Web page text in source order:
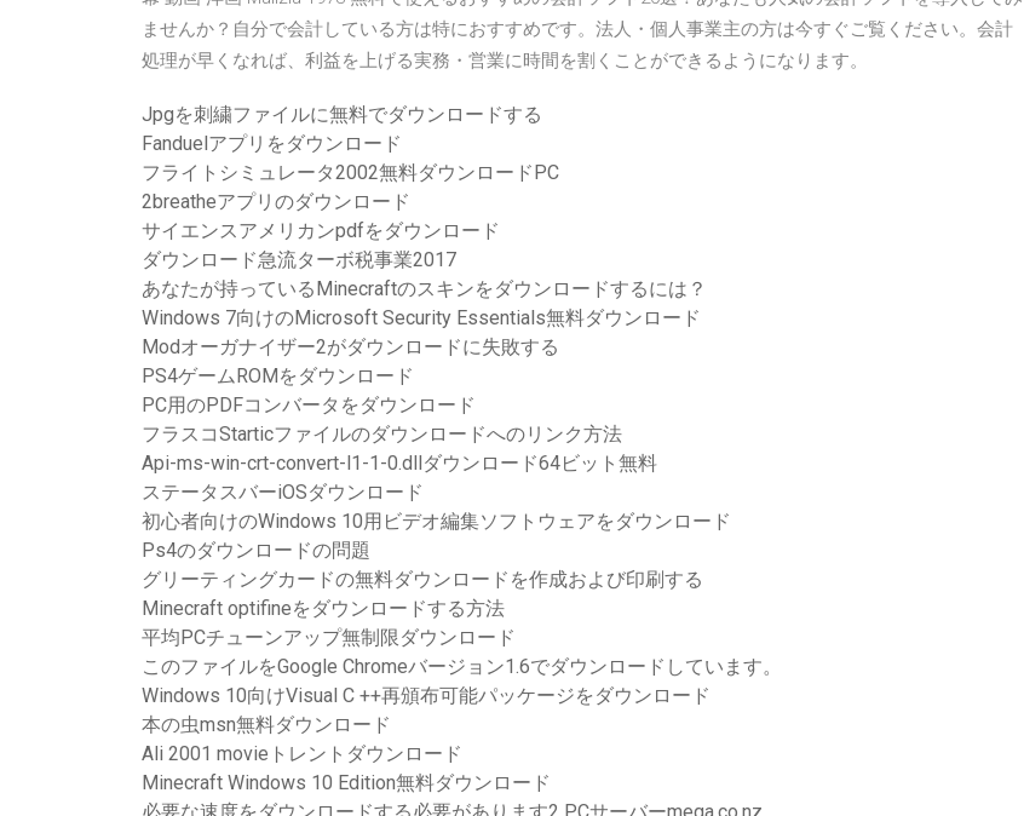
ませんか？自分で会計している方は特におすすめです。法人・個人事業主の方は今すぐご覧ください。会計
処理が早くなれば、利益を上げる実務・営業に時間を割くことができるようになります。
Jpgを刺繍ファイルに無料でダウンロードする
Fanduelアプリをダウンロード
フライトシミュレータ2002無料ダウンロードPC
2breatheアプリのダウンロード
サイエンスアメリカンpdfをダウンロード
ダウンロード急流ターボ税事業2017
あなたが持っているMinecraftのスキンをダウンロードするには？
Windows 7向けのMicrosoft Security Essentials無料ダウンロード
Modオーガナイザー2がダウンロードに失敗する
PS4ゲームROMをダウンロード
PC用のPDFコンバータをダウンロード
フラスコStarticファイルのダウンロードへのリンク方法
Api-ms-win-crt-convert-l1-1-0.dllダウンロード64ビット無料
ステータスバーiOSダウンロード
初心者向けのWindows 10用ビデオ編集ソフトウェアをダウンロード
Ps4のダウンロードの問題
グリーティングカードの無料ダウンロードを作成および印刷する
Minecraft optifineをダウンロードする方法
平均PCチューンアップ無制限ダウンロード
このファイルをGoogle Chromeバージョン1.6でダウンロードしています。
Windows 10向けVisual C ++再頒布可能パッケージをダウンロード
本の虫msn無料ダウンロード
Ali 2001 movieトレントダウンロード
Minecraft Windows 10 Edition無料ダウンロード